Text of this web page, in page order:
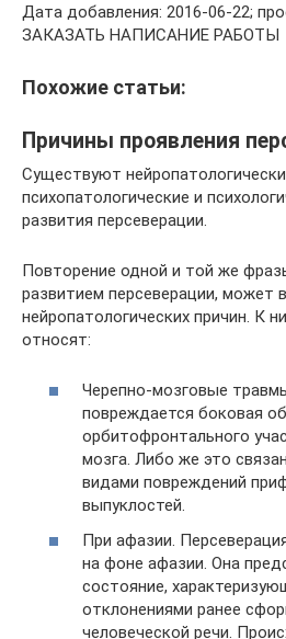
Дата добавления: 2016-06-22;
ЗАКАЗАТЬ НАПИСАНИЕ РАБОТЫ
Похожие статьи:
Причины проявления
Существуют
психопатологические и
развития персеверации.
Повторение одной и той же
развитием персеверации, может
нейропатологических причин. К
относят:
Черепно-мозговые
повреждается боковая
орбитофронтального
мозга. Либо же это
видами повреждений
выпуклостей.
При афазии.
на фоне афазии. Она
состояние,
отклонениями ранее
человеческой речи.